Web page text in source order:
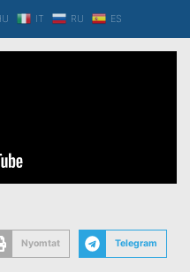
IT RU ES
Nyomtat Telegram